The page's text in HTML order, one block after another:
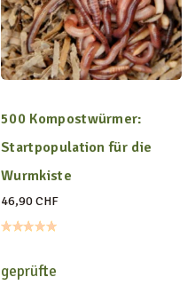
500 Kompostwürmer:
Startpopulation für die
Wurmkiste
46,90CHF
geprüfte